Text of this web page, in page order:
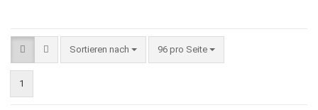
Sortieren nach
Sortieren nach 96 pro Seite
pro Seite
1